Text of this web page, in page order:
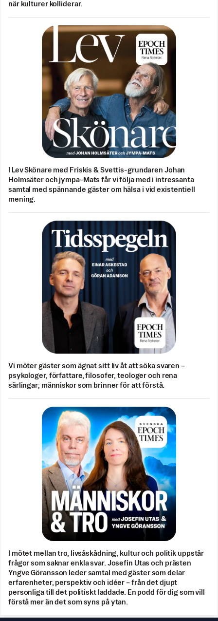
när kulturer kolliderar.
I Lev Skönare med Friskis & Svettis-grundaren Johan
Holmsäter och jympa-Mats får vi följa med i intressanta
samtal med spännande gäster om hälsa i vid existentiell
mening.
Vi möter gäster som ägnat sitt liv åt att söka svaren –
psykologer, författare, filosofer, teologer och rena
särlingar; människor som brinner för att förstå.
I mötet mellan tro, livsåskådning, kultur och politik uppstår
frågor som saknar enkla svar. Josefin Utas och prästen
Yngve Göransson leder samtal med gäster som delar
erfarenheter, perspektiv och idéer – från det djupt
personliga till det politiskt laddade. En podd för dig som vill
förstå mer än det som syns på ytan.